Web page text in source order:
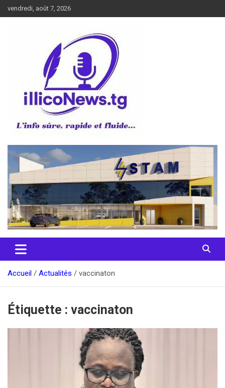
au
vendredi, août 7, 2026
illiconews
Accueil Actualités vaccinaton
Étiquette : vaccinaton